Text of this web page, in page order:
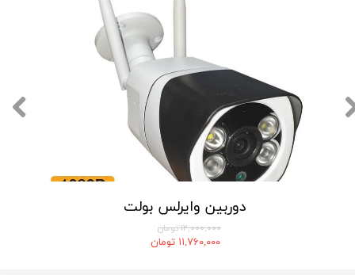
دوربین وایرلس بولت
۱۲,۰۰۰,۰۰۰ تومان
۱۱,۷۶۰,۰۰۰ تومان